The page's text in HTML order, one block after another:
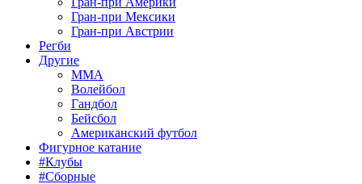
Гран-при Мексики
Гран-при Австрии
Регби
Другие
MMA
Волейбол
Гандбол
Бейсбол
Американский футбол
Фигурное катание
#Клубы
#Сборные